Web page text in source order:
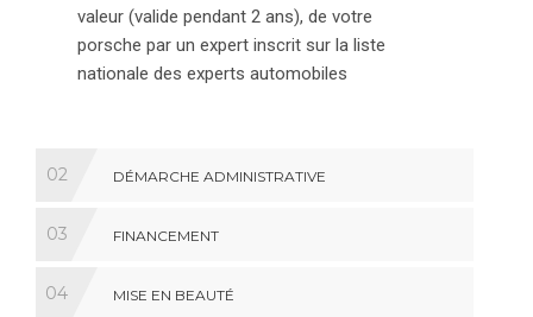
valeur (valide pendant 2 ans), de votre
porsche par un expert inscrit sur la liste
nationale des experts automobiles
02 DÉMARCHE ADMINISTRATIVE
03 FINANCEMENT
04 MISE EN BEAUTÉ